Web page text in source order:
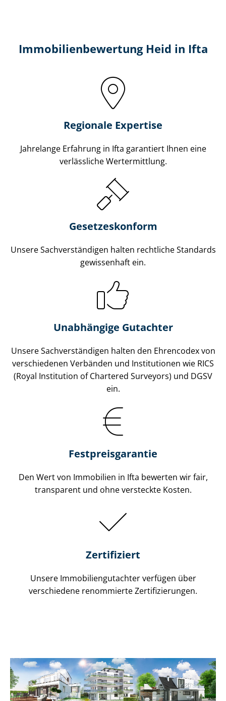
Immobilien­bewertung Heid in Ifta
Regionale Expertise
Jahrelange Erfahrung in Ifta garantiert Ihnen eine
verlässliche Wertermittlung.
Gesetzes­konform
Unsere Sach­ver­stän­di­gen halten rechtliche Standards
gewissenhaft ein.
Unabhängige Gutachter
Unsere Sach­ver­stän­di­gen halten den Ehrencodex von
verschiedenen Verbänden und Institutionen wie RICS
(Royal Institution of Chartered Surveyors) und DGSV
ein.
Festpreis​garantie
Den Wert von Immobilien in Ifta bewerten wir fair,
transparent und ohne versteckte Kosten.
Zertifiziert
Unsere Immobilien­gutachter verfügen über
verschiedene renommierte Zer­ti­fi­zie­run­gen.